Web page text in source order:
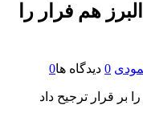
هم فرار را
0 دیدگاه ها0
بر قرار ترجیح داد